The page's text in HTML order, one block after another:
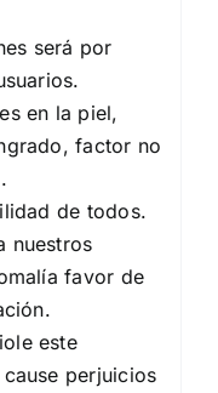
será por
en la piel,
factor no
de todos.
nuestros
favor de
este
perjuicios